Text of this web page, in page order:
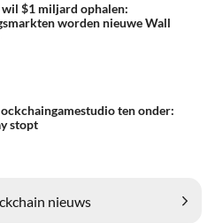
$1 miljard ophalen:
worden nieuwe Wall
ten onder:
stopt
nieuws